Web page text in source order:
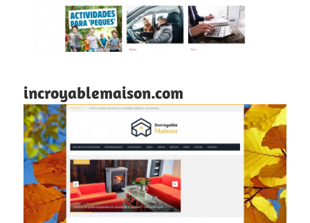
incroyablemaison.com